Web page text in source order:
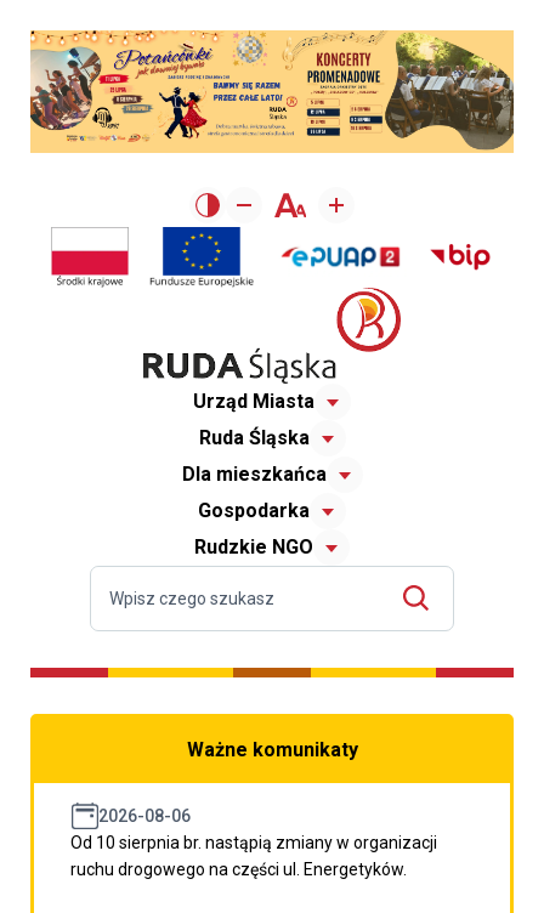
Urząd Miasta
Ruda Śląska
Dla mieszkańca
Gospodarka
Rudzkie NGO
Ważne komunikaty
2026-08-06
Od 10 sierpnia br. nastąpią zmiany w organizacji
ruchu drogowego na części ul. Energetyków.